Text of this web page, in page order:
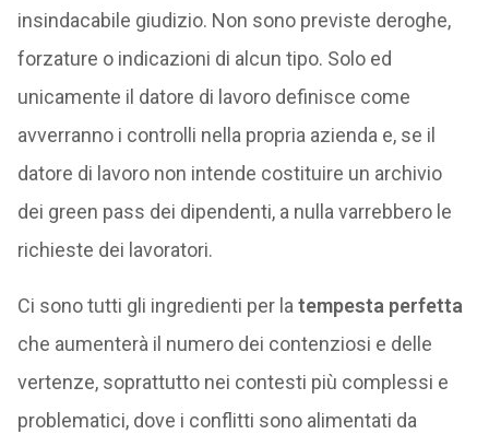
insindacabile giudizio. Non sono previste deroghe,
forzature o indicazioni di alcun tipo. Solo ed
unicamente il datore di lavoro definisce come
avverranno i controlli nella propria azienda e, se il
datore di lavoro non intende costituire un archivio
dei green pass dei dipendenti, a nulla varrebbero le
richieste dei lavoratori.
Ci sono tutti gli ingredienti per la tempesta perfetta
che aumenterà il numero dei contenziosi e delle
vertenze, soprattutto nei contesti più complessi e
problematici, dove i conflitti sono alimentati da